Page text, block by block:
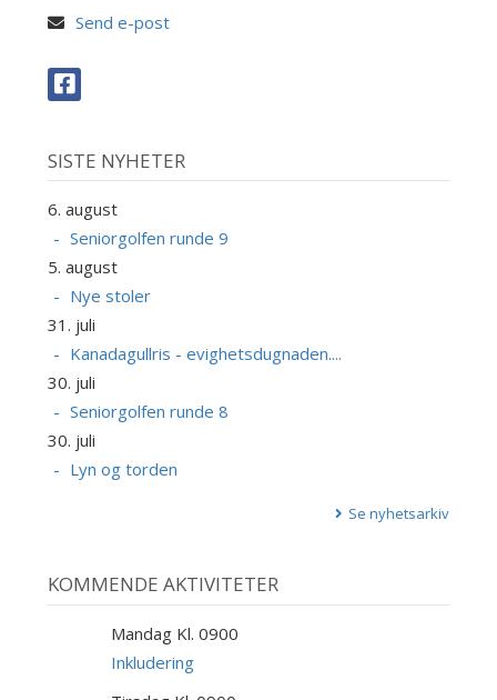
Send e-post
SISTE NYHETER
6. august
Seniorgolfen runde 9
5. august
Nye stoler
31. juli
Kanadagullris - evighetsdugnaden....
30. juli
Seniorgolfen runde 8
30. juli
Lyn og torden
Se nyhetsarkiv
KOMMENDE AKTIVITETER
Mandag Kl. 0900
Inkludering